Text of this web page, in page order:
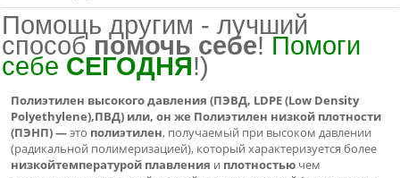
Помощь другим - лучший
способ помочь себе! Помоги
себе СЕГОДНЯ!)
Полиэтилен высокого давления (ПЭВД, LDPE (Low Density
Polyethylene),ПВД) или, он же Полиэтилен низкой плотности
(ПЭНП) —это полиэтилен, получаемый при высоком давлении
(радикальной полимеризацией), который характеризуется более
низкойтемпературой плавления и плотностью чем